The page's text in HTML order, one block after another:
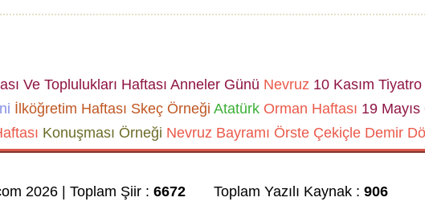
Ve Toplulukları Haftası Anneler Günü Nevruz 10 Kasım Tiyatro
İlköğretim Haftası Skeç Örneği AtatürkOrman Haftası 19
Konuşması Örneği Nevruz Bayramı Örste Çekiçle Demir
2026 | Toplam Şiir :6672 Toplam Yazılı Kaynak :906